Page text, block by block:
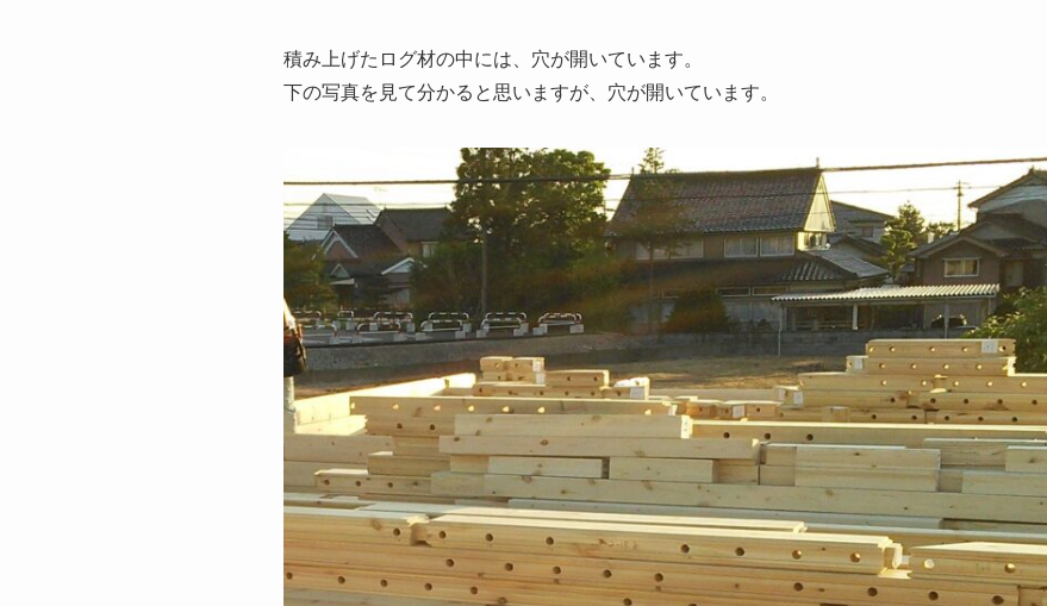
積み上げたログ材の中には、穴が開いています。
下の写真を見て分かると思いますが、穴が開いています。